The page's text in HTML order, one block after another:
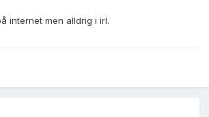
internet men alldrig i irl.